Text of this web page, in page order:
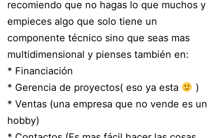
recomiendo que no hagas lo que muchos y
empieces algo que solo tiene un
componente técnico sino que seas mas
multidimensional y pienses también en:
* Financiación
* Gerencia de proyectos( eso ya esta
)
* Ventas (una empresa que no vende es un
hobby)